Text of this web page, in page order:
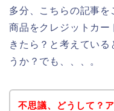
多分、こちらの記事
商品をクレジットカ
きたら？と考えている
うか？でも、、、。
不思議、どうして？